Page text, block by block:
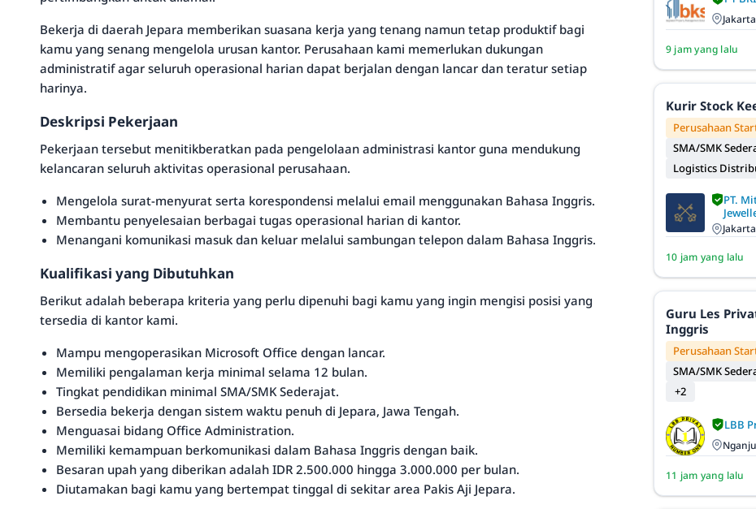
Bekerja di daerah Jepara memberikan suasana kerja yang tenang namun tetap produktif bagi
kamu yang senang mengelola urusan kantor. Perusahaan kami memerlukan dukungan
administratif agar seluruh operasional harian dapat berjalan dengan lancar dan teratur setiap
harinya.
Deskripsi Pekerjaan
Pekerjaan tersebut menitikberatkan pada pengelolaan administrasi kantor guna mendukung
kelancaran seluruh aktivitas operasional perusahaan.
Mengelola surat-menyurat serta korespondensi melalui email menggunakan Bahasa Inggris.
Membantu penyelesaian berbagai tugas operasional harian di kantor.
Menangani komunikasi masuk dan keluar melalui sambungan telepon dalam Bahasa Inggris.
Kualifikasi yang Dibutuhkan
Berikut adalah beberapa kriteria yang perlu dipenuhi bagi kamu yang ingin mengisi posisi yang
tersedia di kantor kami.
Mampu mengoperasikan Microsoft Office dengan lancar.
Memiliki pengalaman kerja minimal selama 12 bulan.
Tingkat pendidikan minimal SMA/SMK Sederajat.
Bersedia bekerja dengan sistem waktu penuh di Jepara, Jawa Tengah.
Menguasai bidang Office Administration.
Memiliki kemampuan berkomunikasi dalam Bahasa Inggris dengan baik.
Besaran upah yang diberikan adalah IDR 2.500.000 hingga 3.000.000 per bulan.
Diutamakan bagi kamu yang bertempat tinggal di sekitar area Pakis Aji Jepara.
9 jam yang lalu
Kurir Stock
Perusahaan
SMA/SMK
Logistics
PT.
10 jam yang lalu
Guru Les
Inggris
Perusahaan
SMA/SMK
+2
LBB
11 jam yang lalu